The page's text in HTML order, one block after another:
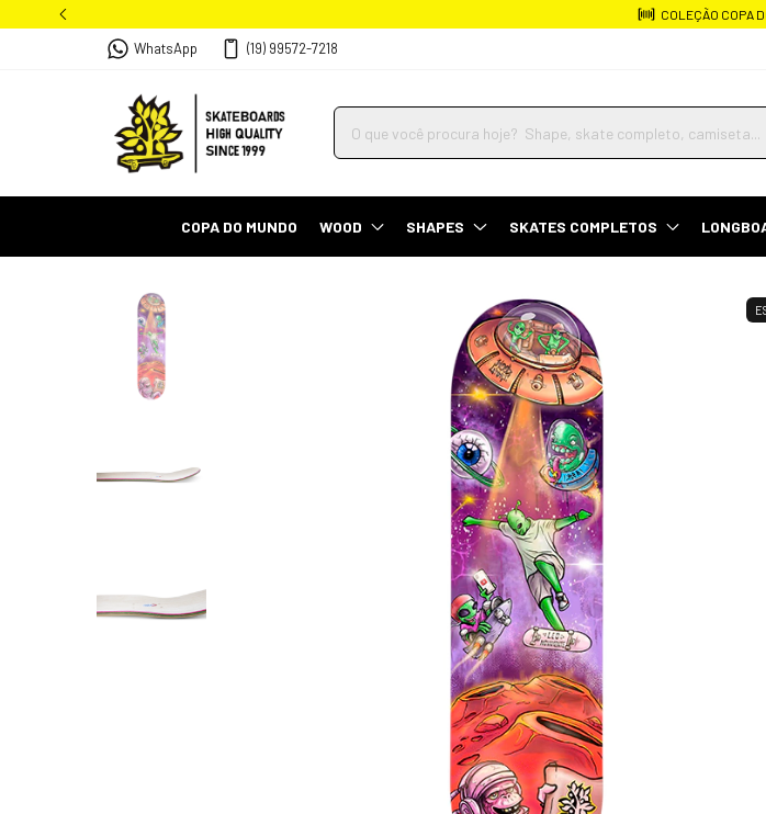
WhatsApp (19) 99572-7218
COPA DO MUNDO WOOD SHAPES SKATES COMPLETOS